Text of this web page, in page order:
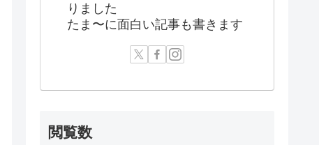
りました
たま〜に面白い記事も書きます
閲覧数